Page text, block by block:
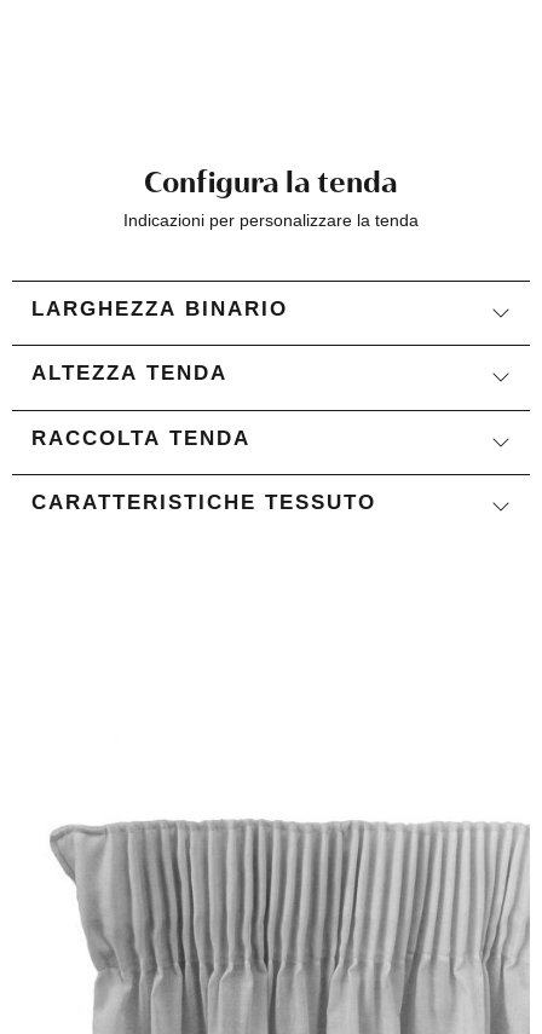
Configura la tenda
Indicazioni per personalizzare la tenda
LARGHEZZA BINARIO
ALTEZZA TENDA
RACCOLTA TENDA
CARATTERISTICHE TESSUTO